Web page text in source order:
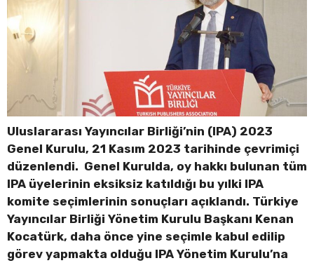
Uluslararası Yayıncılar Birliği’nin (IPA) 2023
Genel Kurulu, 21 Kasım 2023 tarihinde çevrimiçi
düzenlendi. Genel Kurulda, oy hakkı bulunan tüm
IPA üyelerinin eksiksiz katıldığı bu yılki IPA
komite seçimlerinin sonuçları açıklandı. Türkiye
Yayıncılar Birliği Yönetim Kurulu Başkanı Kenan
Kocatürk, daha önce yine seçimle kabul edilip
görev yapmakta olduğu IPA Yönetim Kurulu’na